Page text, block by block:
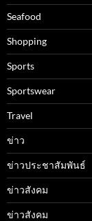
Seafood
Shopping
Sports
Sportswear
Travel
ข่าว
ข่าวประชาสัมพันธ์
ข่าวสังคม
ข่าวสังคม